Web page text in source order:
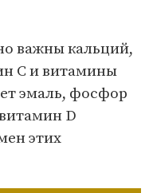
важны кальций,
С и витамины
эмаль, фосфор
D
этих